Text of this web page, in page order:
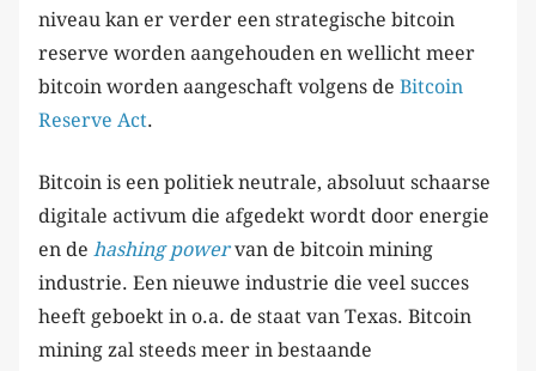
niveau kan er verder een strategische bitcoin
reserve worden aangehouden en wellicht meer
bitcoin worden aangeschaft volgens de Bitcoin
Reserve Act.
Bitcoin is een politiek neutrale, absoluut schaarse
digitale activum die afgedekt wordt door energie
en de hashing powervan de bitcoin mining
industrie. Een nieuwe industrie die veel succes
heeft geboekt in o.a. de staat van Texas. Bitcoin
mining zal steeds meer in bestaande